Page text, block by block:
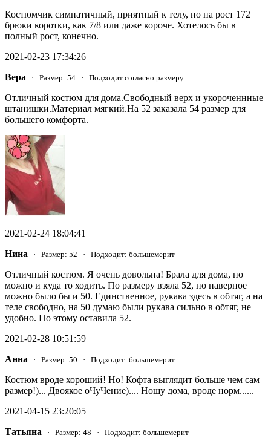
Костюмчик симпатичный, приятный к телу, но на рост 172
брюки коротки, как 7/8 или даже короче. Хотелось бы в
полный рост, конечно.
2021-02-23 17:34:26
Вера · Размер: 54 · Подходит согласно размеру
Отличный костюм для дома.Свободный верх и укороченнные
штанишки.Материал мягкий.На 52 заказала 54 размер для
большего комфорта.
2021-02-24 18:04:41
Нина · Размер: 52 · Подходит: большемерит
Отличный костюм. Я очень довольна! Брала для дома, но
можно и куда то ходить. По размеру взяла 52, но наверное
можно было бы и 50. Единственное, рукава здесь в обтяг, а на
теле свободно, на 50 думаю были рукава сильно в обтяг, не
удобно. По этому оставила 52.
2021-02-28 10:51:59
Анна · Размер: 50 · Подходит: большемерит
Костюм вроде хороший! Но! Кофта выглядит больше чем сам
размер!)... Двоякое оЧуЧение).... Ношу дома, вроде норм......
2021-04-15 23:20:05
Татьяна · Размер: 48 · Подходит: большемерит